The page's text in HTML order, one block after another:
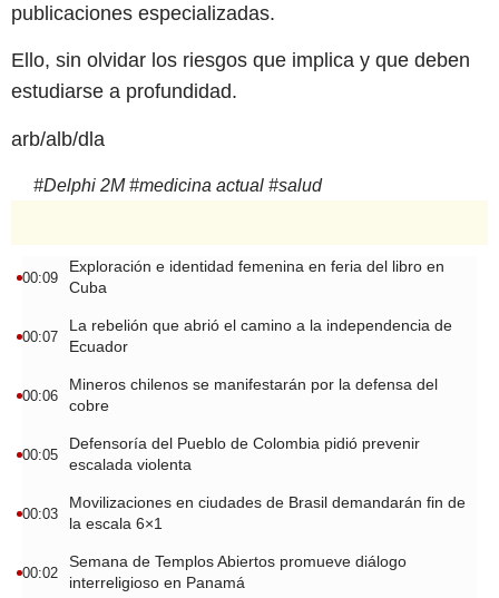
publicaciones especializadas.
Ello, sin olvidar los riesgos que implica y que deben
estudiarse a profundidad.
arb/alb/dla
#Delphi 2M#medicina actual #salud
00:09
Exploración e identidad femenina en feria del libro en
Cuba
00:07
La rebelión que abrió el camino a la independencia de
Ecuador
00:06
Mineros chilenos se manifestarán por la defensa del
cobre
00:05
Defensoría del Pueblo de Colombia pidió prevenir
escalada violenta
00:03
Movilizaciones en ciudades de Brasil demandarán fin de
la escala 6×1
00:02
Semana de Templos Abiertos promueve diálogo
interreligioso en Panamá